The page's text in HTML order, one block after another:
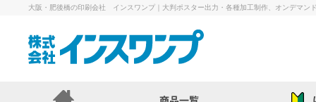
大阪・肥後橋の印刷会社 インスワンプ｜大判ポスター出力・各種加工制作、オンデマン